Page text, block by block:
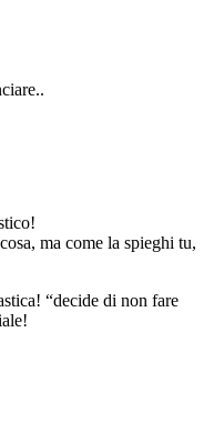
ma come la spieghi tu,
“decide di non fare